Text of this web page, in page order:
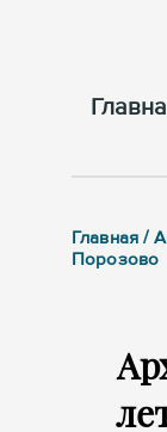
Главная /
Порозово